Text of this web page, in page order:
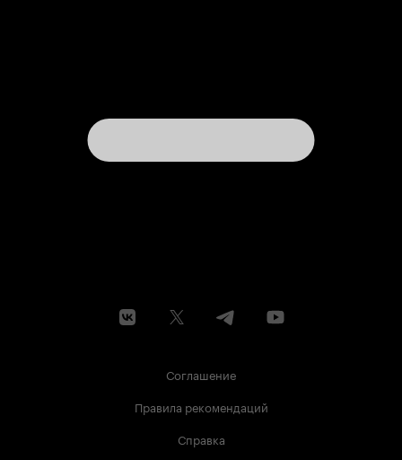
Соглашение
Правила рекомендаций
Справка